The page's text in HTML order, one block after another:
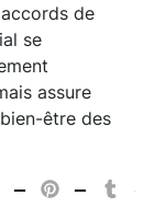
de
se
assure
être des